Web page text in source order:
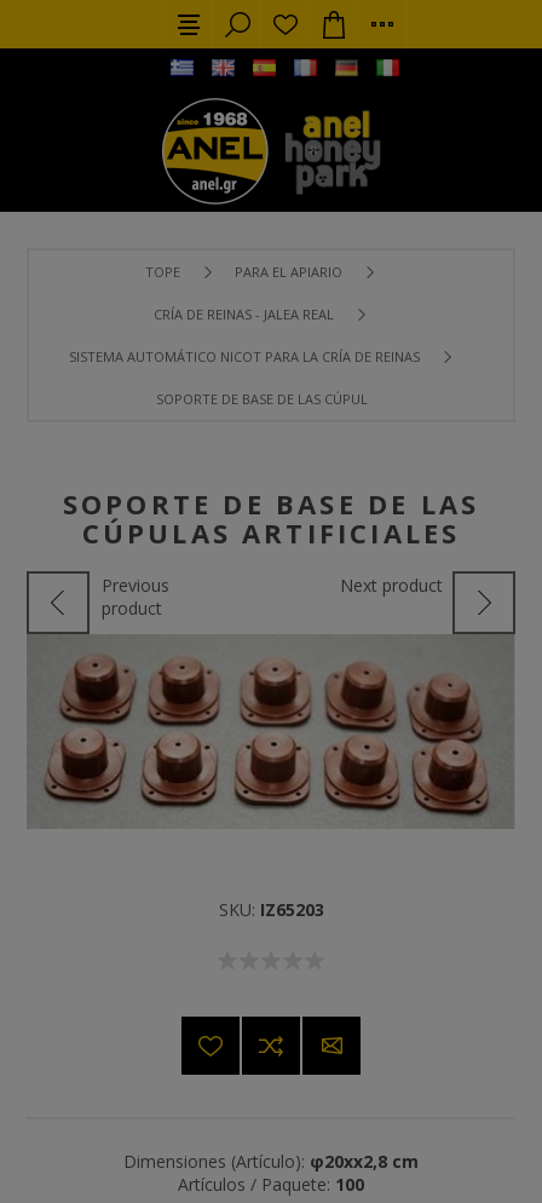
TOPE PARA EL APIARIO
CRÍA DE REINAS - JALEA REAL
SISTEMA AUTOMÁTICO NICOT PARA LA CRÍA DE REINAS
SOPORTE DE BASE DE LAS CÚPULAS ARTIFICIALES
SOPORTE DE BASE DE LAS
CÚPULAS ARTIFICIALES
Previous
product
Next product
SKU: IZ65203
Dimensiones (Artículo): φ20xx2,8 cm
Artículos / Paquete: 100